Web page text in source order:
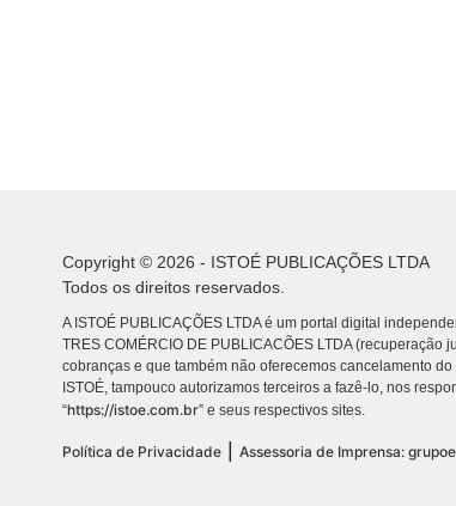
Copyright © 2026 - ISTOÉ PUBLICAÇÕES LTDA
Todos os direitos reservados.
A ISTOÉ PUBLICAÇÕES LTDA é um portal digital
TRES COMÉRCIO DE PUBLICACÕES LTDA
cobranças e que também não oferecemos cancelamento
ISTOÉ, tampouco autorizamos terceiros a fazê-lo, nos
“https://istoe.com.br” e seus respectivos sites.
Política de Privacidade Assessoria de Imprensa: